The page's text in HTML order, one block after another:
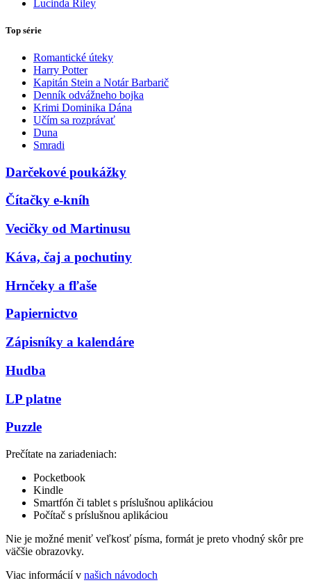
Lucinda Riley
Top série
Romantické úteky
Harry Potter
Kapitán Stein a Notár Barbarič
Denník odvážneho bojka
Krimi Dominika Dána
Učím sa rozprávať
Duna
Smradi
Darčekové poukážky
Čítačky e-kníh
Vecičky od Martinusu
Káva, čaj a pochutiny
Hrnčeky a fľaše
Papiernictvo
Zápisníky a kalendáre
Hudba
LP platne
Puzzle
Prečítate na zariadeniach:
Pocketbook
Kindle
Smartfón či tablet s príslušnou aplikáciou
Počítač s príslušnou aplikáciou
Nie je možné meniť veľkosť písma, formát je preto vhodný skôr pre
väčšie obrazovky.
Viac informácií v našich návodoch